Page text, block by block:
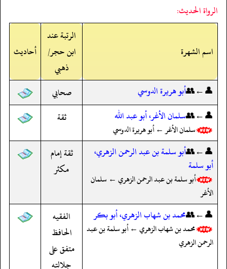
الرواة الحديث:
اسم الشهرة
الرتبة عند
ابن حجر/
ذهبي
أحاديث
👤←👥أبو هريرة الدوسي
صحابي
👤←👥سلمان الأغر، أبو عبد الله
سلمان الأغر ← أبو هريرة الدوسي
ثقة
👤←👥أبو سلمة بن عبد الرحمن الزهري،
أبو سلمة
أبو سلمة بن عبد الرحمن الزهري ← سلمان
الأغر
ثقة إمام
مكثر
👤←👥محمد بن شهاب الزهري، أبو بكر
محمد بن شهاب الزهري ← أبو سلمة بن عبد
الرحمن الزهري
الفقيه
الحافظ
متفق على
جلالته